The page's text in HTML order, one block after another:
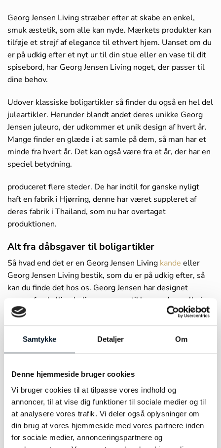
Samtykke Detaljer Om
Denne hjemmeside bruger cookies
Vi bruger cookies til at tilpasse vores indhold og
annoncer, til at vise dig funktioner til sociale medier og til
at analysere vores trafik. Vi deler også oplysninger om
din brug af vores hjemmeside med vores partnere inden
for sociale medier, annonceringspartnere og
Georg Jensen Living stræber efter at skabe en enkel,
smuk æstetik, som alle kan nyde. Mærkets produkter kan
tilføje et strejf af elegance til ethvert hjem. Uanset om du
er på udkig efter et nyt ur til din stue eller en vase til dit
spisebord, har Georg Jensen Living noget, der passer til
dine behov.
Udover klassiske boligartikler så finder du også en hel del
juleartikler. Herunder blandt andet deres unikke Georg
Jensen juleuro, der udkommer et unik design af hvert år.
Mange finder en glæde i at samle på dem, så man har et
minde fra hvert år. Det kan også være fra et år, der har en
speciel betydning.
produceret flere steder. De har indtil for ganske nyligt
haft en fabrik i Hjørring, denne har været suppleret af
deres fabrik i Thailand, som nu har overtaget
produktionen.
Alt fra dåbsgaver til boligartikler
Så hvad end det er en Georg Jensen Living kande eller
Georg Jensen Living bestik, som du er på udkig efter, så
kan du finde det hos os. Georg Jensen har designet
mange forskellige bolig- og gaveartikler, og de er alle i
samme klassiske og tidløse stil, som Georg Jensen
produkter særligt er kendt for. Du finder hele vores
udvalg fra Georg Jensen Living lige
Hvis du er på udkig efter den perfekte dåbsgave, så vil vi
anbefale dig at tage et kig på Georg Jensens udvalg. De
tilbyder et bredt udvalg af smukke og funktionelle
produkter, som alle er perfekte til en personlig gave, som
kan gemmes resten af livet. Georg Jensen dåbsgaver er
den perfekte måde at mindes en særlig dag på. Alle